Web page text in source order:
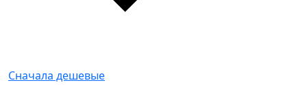
Сначала дешевые